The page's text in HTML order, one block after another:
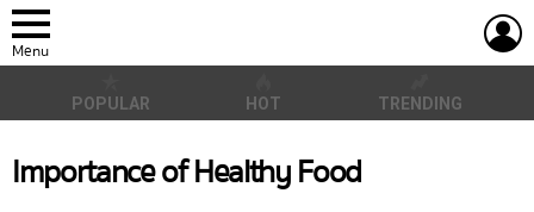
Menu
POPULAR HOT TRENDING
Importance of Healthy Food